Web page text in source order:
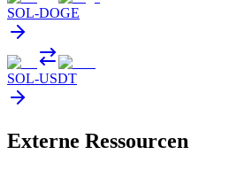
SOL-DOGE
SOL-USDT
Externe Ressourcen